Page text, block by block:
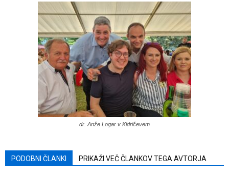
dr. Anže Logar v Kidričevem
PODOBNI ČLANKI PRIKAŽI VEČ ČLANKOV TEGA AVTORJA